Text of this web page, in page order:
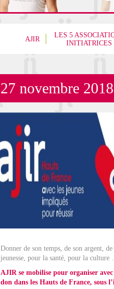
AJIR
LES 5
INITIATRICES
27 novembre
Donner de son temps, de son argent,
jeunesse, pour la santé, pour la culture
AJIR se mobilise pour organiser avec
don dans les Hauts de France, sous